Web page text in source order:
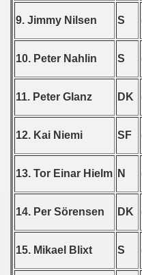
9. Jimmy Nilsen S
10. Peter Nahlin S
11. Peter Glanz DK
12. Kai Niemi SF
13. Tor Einar Hielm N
14. Per Sörensen DK
15. Mikael Blixt S
- 1998
- 2000
- 2002
- 2004
- 2006